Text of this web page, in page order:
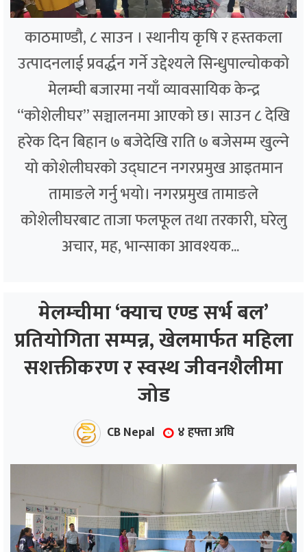
काठमाण्डौ, ८ साउन । स्थानीय कृषि र हस्तकला
उत्पादनलाई प्रवर्द्धन गर्ने उद्देश्यले सिन्धुपाल्चोकको
मेलम्ची बजारमा नयाँ व्यावसायिक केन्द्र
“कोशेलीघर” सञ्चालनमा आएको छ। साउन ८ देखि
हरेक दिन बिहान ७ बजेदेखि राति ७ बजेसम्म खुल्ने
यो कोशेलीघरको उद्घाटन नगरप्रमुख आइतमान
तामाङले गर्नु भयो। नगरप्रमुख तामाङले
कोशेलीघरबाट ताजा फलफूल तथा तरकारी, घरेलु
अचार, मह, भान्साका आवश्यक...
मेलम्चीमा ‘क्याच एण्ड सर्भ बल’
प्रतियोगिता सम्पन्न, खेलमार्फत महिला
सशक्तीकरण र स्वस्थ जीवनशैलीमा
जोड
CB Nepal ४ हफ्ता अघि